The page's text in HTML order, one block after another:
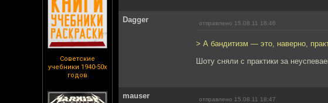
Советские
учебники 1940-50х
годов
Dagger отправлено 15.08.11 18:46
> А бандитизм — это, наверно,
Шоту cняли с практики за
mauser отправлено 15.08.11 18:47